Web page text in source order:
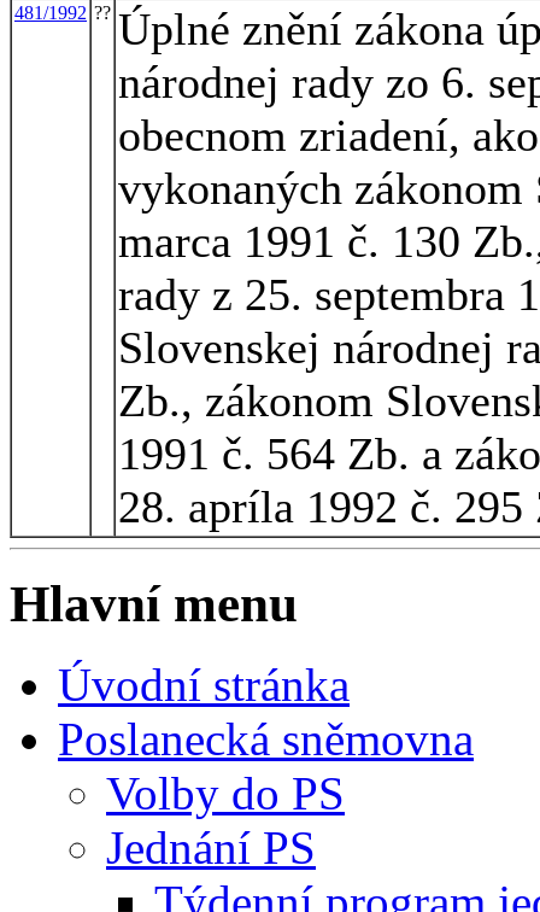
481/1992 ?? Úplné znění zákona
národnej rady zo 6.
obecnom zriadení,
vykonaných
marca 1991 č. 130
rady z 25. septembra
Slovenskej národnej
Zb., zákonom
1991 č. 564 Zb. a
28. apríla 1992 č. 295
Hlavní menu
Úvodní stránka
Poslanecká sněmovna
Volby do PS
Jednání PS
Týdenní program